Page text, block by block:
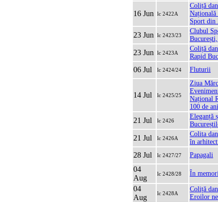
16 Jun lc 2422A
Coliță
Națională
Sport din
23 Jun lc 2423/23
Clubul
23 Jun lc 2423A
Coliță
Rapid
06 Jul lc 2424/24 Fluturii
14 Jul lc 2425/25
Ziua
Național
100 de ani
21 Jul lc 2426
Eleganță
21 Jul lc 2426A
Colita
în
28 Jul lc 2427/27 Papagali
04
Aug
lc 2428/28 În
04
Aug
lc 2428A
Coliță
Eroilor